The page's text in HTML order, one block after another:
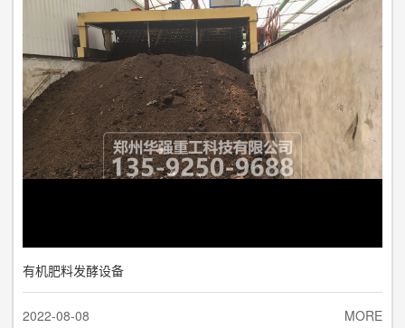
有机肥料发酵设备
2022-08-08 MORE